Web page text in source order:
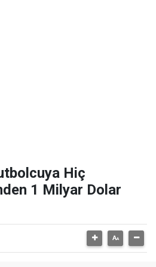
Hiç
1 Milyar Dolar